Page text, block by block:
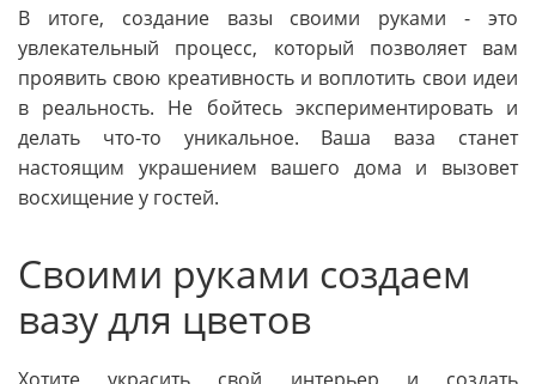
В итоге, создание вазы своими руками - это
увлекательный процесс, который позволяет вам
проявить свою креативность и воплотить свои идеи
в реальность. Не бойтесь экспериментировать и
делать что-то уникальное. Ваша ваза станет
настоящим украшением вашего дома и вызовет
восхищение у гостей.
Своими руками создаем
вазу для цветов